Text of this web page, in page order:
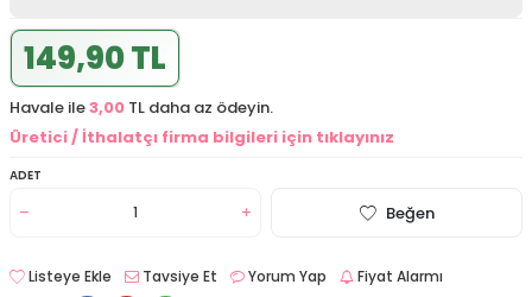
149,90 TL
Havale ile3,00 TL daha az ödeyin.
Üretici / İthalatçı firma bilgileri için tıklayınız
ADET
Beğen
Listeye Ekle Tavsiye Et Yorum Yap Fiyat Alarmı